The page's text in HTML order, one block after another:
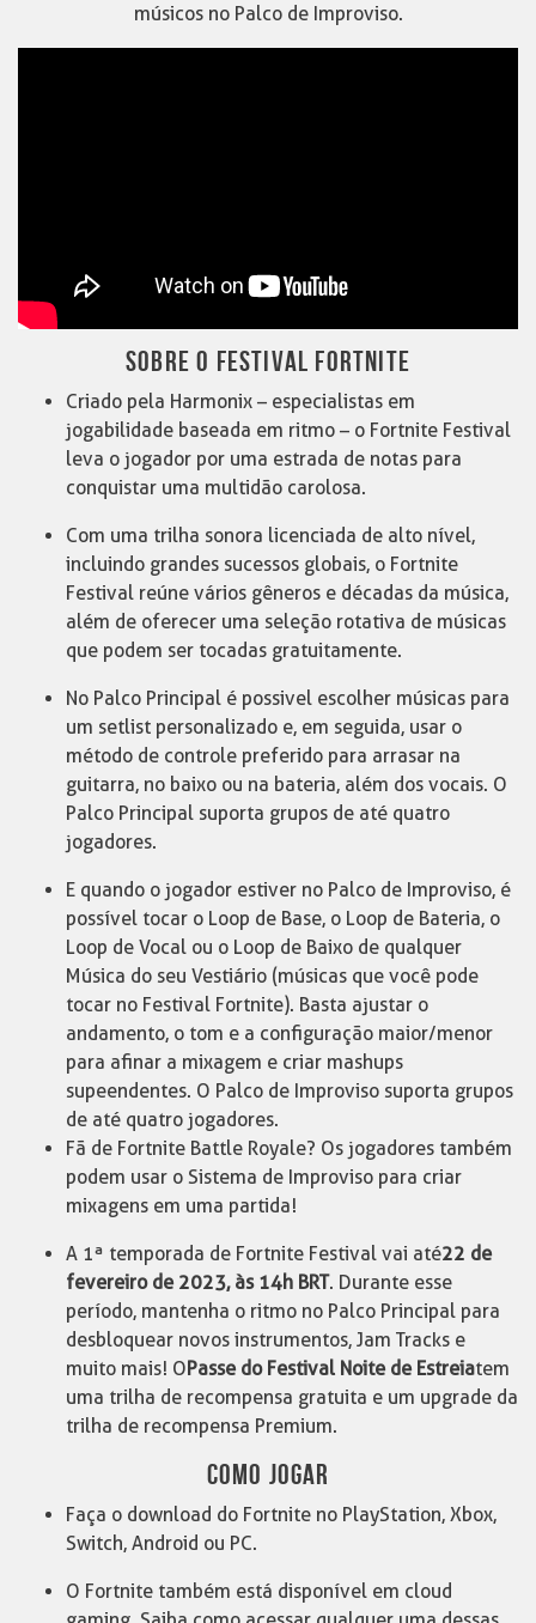
músicos no Palco de Improviso.
SOBRE O FESTIVAL FORTNITE
Criado pela Harmonix – especialistas em
jogabilidade baseada em ritmo – o Fortnite Festival
leva o jogador por uma estrada de notas para
conquistar uma multidão carolosa.
Com uma trilha sonora licenciada de alto nível,
incluindo grandes sucessos globais, o Fortnite
Festival reúne vários gêneros e décadas da música,
além de oferecer uma seleção rotativa de músicas
que podem ser tocadas gratuitamente.
No Palco Principal é possivel escolher músicas para
um setlist personalizado e, em seguida, usar o
método de controle preferido para arrasar na
guitarra, no baixo ou na bateria, além dos vocais. O
Palco Principal suporta grupos de até quatro
jogadores.
E quando o jogador estiver no Palco de Improviso, é
possível tocar o Loop de Base, o Loop de Bateria, o
Loop de Vocal ou o Loop de Baixo de qualquer
Música do seu Vestiário (músicas que você pode
tocar no Festival Fortnite). Basta ajustar o
andamento, o tom e a configuração maior/menor
para afinar a mixagem e criar mashups
supeendentes. O Palco de Improviso suporta grupos
de até quatro jogadores.
Fã de Fortnite Battle Royale? Os jogadores também
podem usar o Sistema de Improviso para criar
mixagens em uma partida!
A 1ª temporada de Fortnite Festival vai até22 de
fevereiro de 2023, às 14h BRT. Durante esse
período, mantenha o ritmo no Palco Principal para
desbloquear novos instrumentos, Jam Tracks e
muito mais! OPasse do Festival Noite de Estreiatem
uma trilha de recompensa gratuita e um upgrade da
trilha de recompensa Premium.
COMO JOGAR
Faça o download do Fortnite no PlayStation, Xbox,
Switch, Android ou PC.
O Fortnite também está disponível em cloud